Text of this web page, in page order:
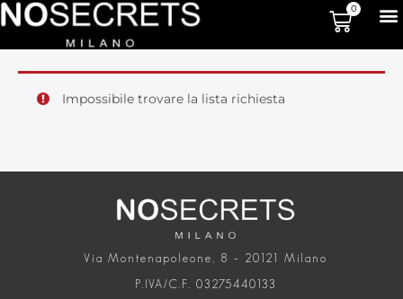
0
Impossibile trovare la lista richiesta
Via Montenapoleone, 8 – 20121 Milano
P.IVA/C.F. 03275440133